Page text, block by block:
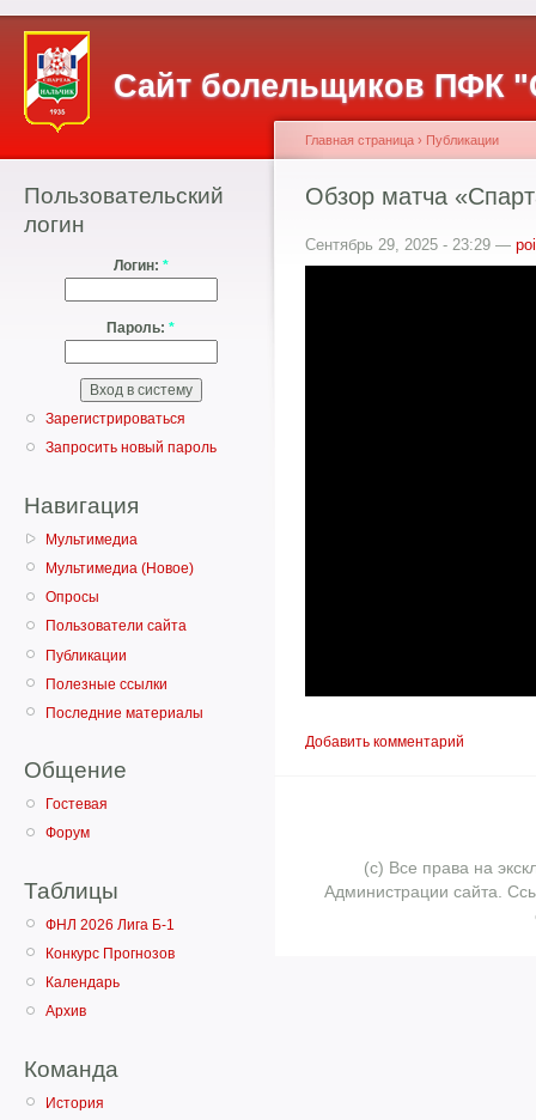
Сайт болельщиков ПФК
Пользовательский
логин
Логин: *
Пароль: *
Зарегистрироваться
Запросить новый пароль
Навигация
Мультимедиа
Мультимедиа (Новое)
Опросы
Пользователи сайта
Публикации
Полезные ссылки
Последние материалы
Общение
Гостевая
Форум
Таблицы
ФНЛ 2026 Лига Б-1
Конкурс Прогнозов
Календарь
Архив
Команда
История
Главная страница › Публикации
Обзор матча
Сентябрь 29, 2025 - 23:29 —
Добавить комментарий
(с) Все права на
Администрации сайта.